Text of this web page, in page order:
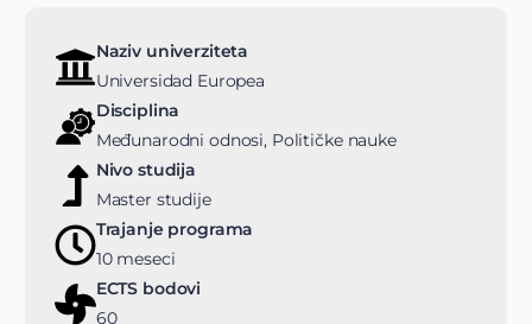
Naziv univerziteta
Universidad Europea
Disciplina
Međunarodni odnosi, Političke nauke
Nivo studija
Master studije
Trajanje programa
10 meseci
ECTS bodovi
60